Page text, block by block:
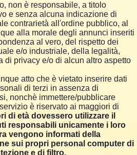
non è responsabile, a titolo
e senza alcuna indicazione di
contrarietà all'ordine pubblico, al
alla morale degli annunci inseriti
al vero, del rispetto dei
e/o industriale, della legalità,
di privacy e/o di alcun altro aspetto
atto che è vietato inserire dati
di terzi in assenza di
nonchè immettere/pubblicare
è riservato ai maggiori di
di età dovessero utilizzare il
responsabili unicamente i loro
vengono informati della
sui propri personal computer di
e di filtro.